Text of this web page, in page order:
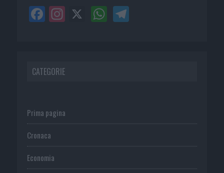
CATEGORIE
Prima pagina
Cronaca
Economia